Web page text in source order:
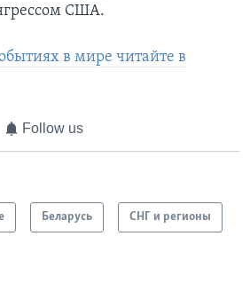
США.
в мире читайте в
Follow us
Беларусь СНГ и регионы